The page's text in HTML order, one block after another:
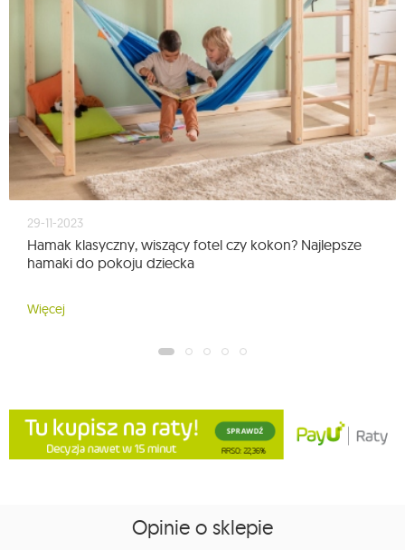
29-11-2023
Hamak klasyczny, wiszący fotel czy kokon? Najlepsze
hamaki do pokoju dziecka
Więcej
Opinie o sklepie